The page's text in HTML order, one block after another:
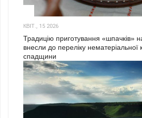
КВІТ., 15 2026
Традицію приготування «шпачків»
внесли до переліку нематеріальної
спадщини